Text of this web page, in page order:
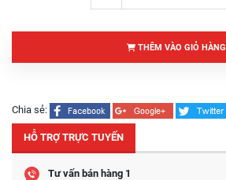
THÊM VÀO GIỎ HÀNG
Chia sẻ:
HỖ TRỢ TRỰC TUYẾN
Tư vấn bán hàng 1